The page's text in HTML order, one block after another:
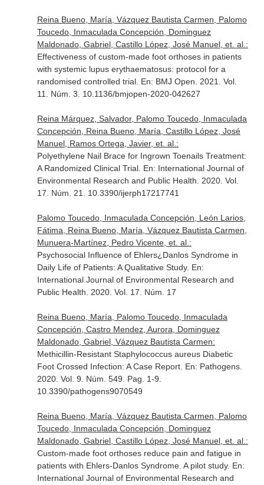
Reina Bueno, María, Vázquez Bautista Carmen, Palomo
Toucedo, Inmaculada Concepción, Dominguez
Maldonado, Gabriel, Castillo López, José Manuel, et. al.:
Effectiveness of custom-made foot orthoses in patients
with systemic lupus erythaematosus: protocol for a
randomised controlled trial. En: BMJ Open . 2021. Vol.
11. Núm. 3. 10.1136/bmjopen-2020-042627
Reina Márquez, Salvador, Palomo Toucedo, Inmaculada
Concepción, Reina Bueno, María, Castillo López, José
Manuel, Ramos Ortega, Javier, et. al.:
Polyethylene Nail Brace for Ingrown Toenails Treatment:
A Randomized Clinical Trial. En: International Journal of
Environmental Research and Public Health . 2020. Vol.
17. Núm. 21. 10.3390/ijerph17217741
Palomo Toucedo, Inmaculada Concepción, León Larios,
Fátima, Reina Bueno, María, Vázquez Bautista Carmen,
Munuera-Martínez, Pedro Vicente, et. al.:
Psychosocial Influence of Ehlers¿Danlos Syndrome in
Daily Life of Patients: A Qualitative Study. En:
International Journal of Environmental Research and
Public Health . 2020. Vol. 17. Núm. 17
Reina Bueno, María, Palomo Toucedo, Inmaculada
Concepción, Castro Mendez, Aurora, Dominguez
Maldonado, Gabriel, Vázquez Bautista Carmen:
Methicillin-Resistant Staphylococcus aureus Diabetic
Foot Crossed Infection: A Case Report. En: Pathogens.
2020. Vol. 9. Núm. 549. Pag. 1-9.
10.3390/pathogens9070549
Reina Bueno, María, Vázquez Bautista Carmen, Palomo
Toucedo, Inmaculada Concepción, Dominguez
Maldonado, Gabriel, Castillo López, José Manuel, et. al.:
Custom-made foot orthoses reduce pain and fatigue in
patients with Ehlers-Danlos Syndrome. A pilot study. En:
International Journal of Environmental Research and